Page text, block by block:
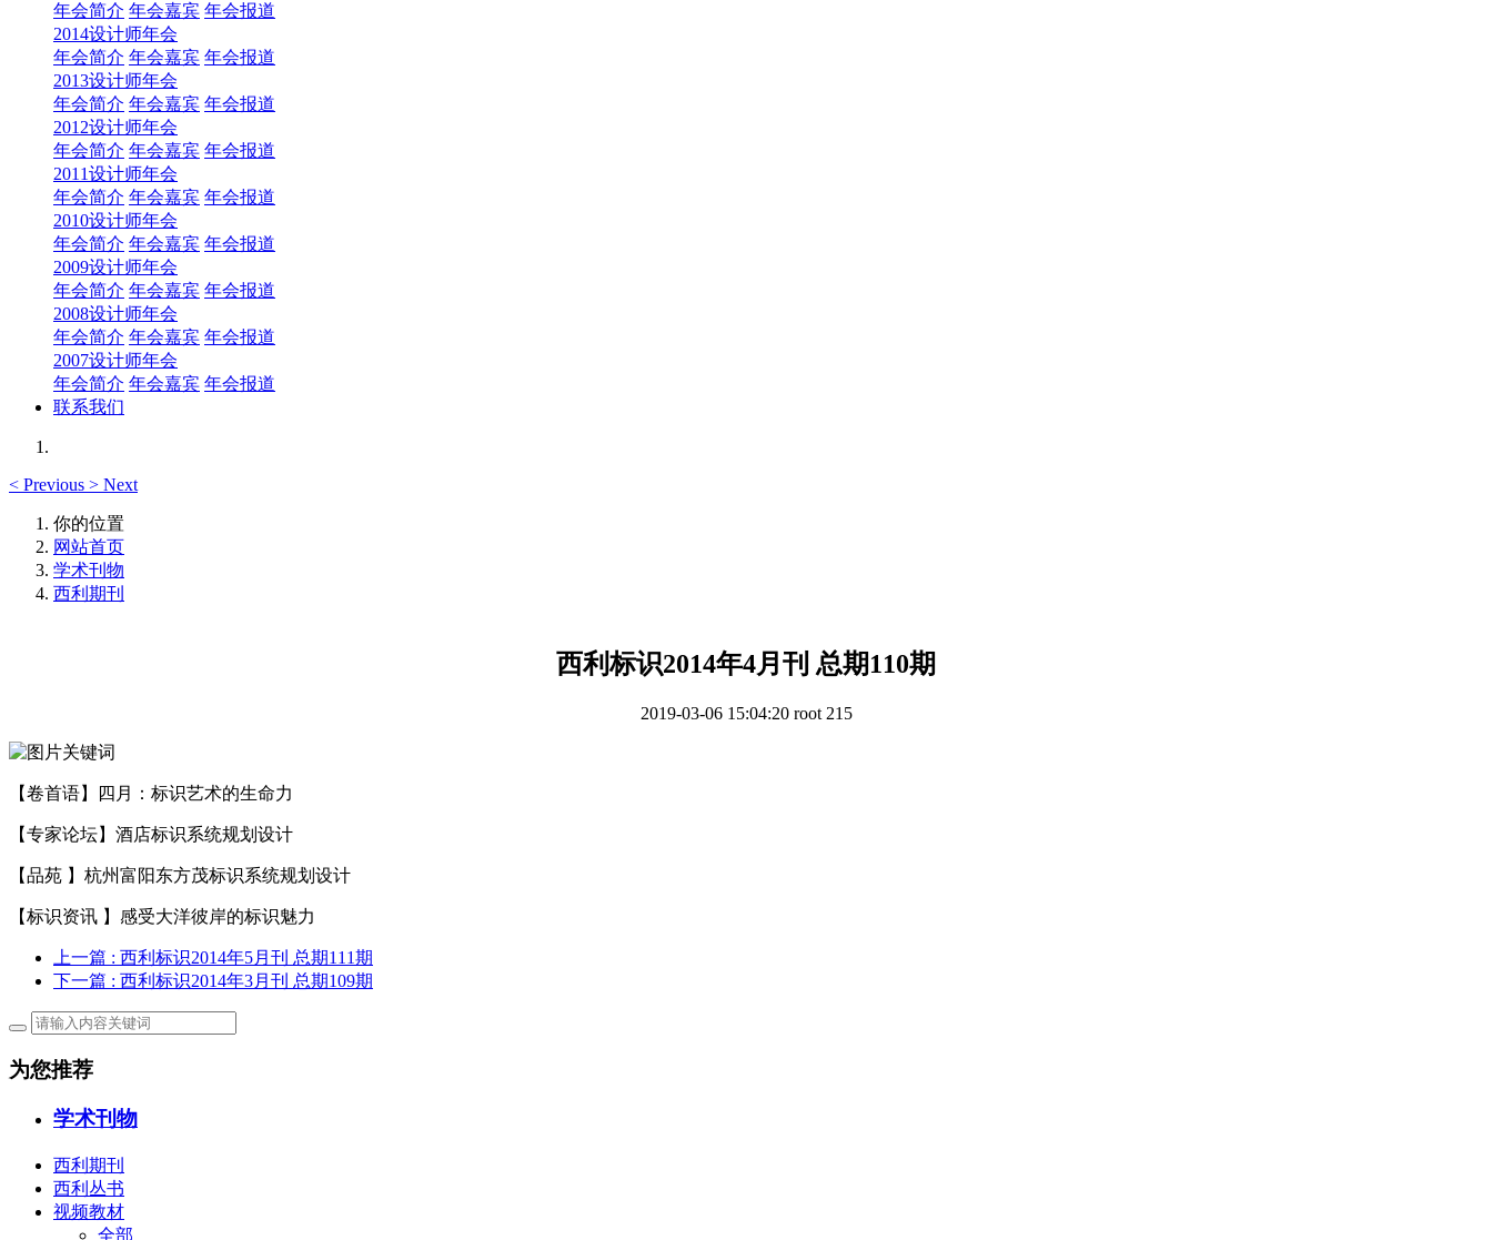
年会简介 年会嘉宾 年会报道
2014设计师年会
年会简介 年会嘉宾 年会报道
2013设计师年会
年会简介 年会嘉宾 年会报道
2012设计师年会
年会简介 年会嘉宾 年会报道
2011设计师年会
年会简介 年会嘉宾 年会报道
2010设计师年会
年会简介 年会嘉宾 年会报道
2009设计师年会
年会简介 年会嘉宾 年会报道
2008设计师年会
年会简介 年会嘉宾 年会报道
2007设计师年会
年会简介 年会嘉宾 年会报道
联系我们
< Previous > Next
你的位置
网站首页
学术刊物
西利期刊
西利标识2014年4月刊 总期110期
2019-03-06 15:04:20 root 215
【卷首语】四月：标识艺术的生命力
【专家论坛】酒店标识系统规划设计
【品苑 】杭州富阳东方茂标识系统规划设计
【标识资讯 】感受大洋彼岸的标识魅力
上一篇 : 西利标识2014年5月刊 总期111期
下一篇 : 西利标识2014年3月刊 总期109期
为您推荐
学术刊物
西利期刊
西利丛书
视频教材
全部